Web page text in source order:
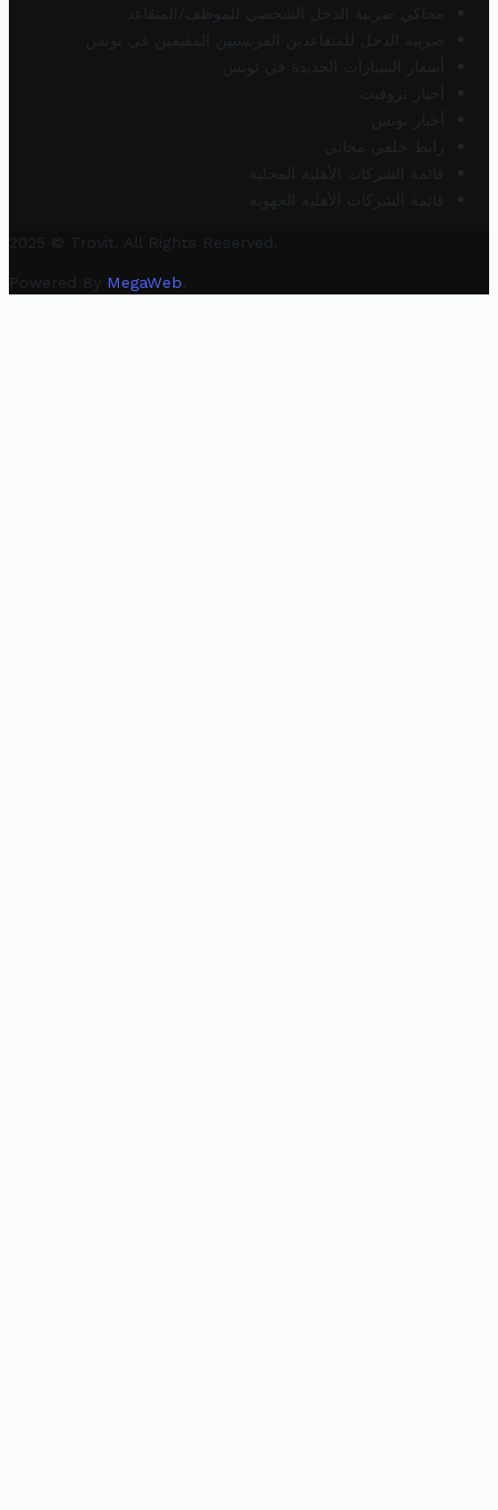
محاكي ضريبة الدخل الشخصي للموظف/المتقاعد
ضريبة الدخل للمتقاعدين الفرنسيين المقيمين في تونس
أسعار السيارات الجديدة في تونس
أخبار تروفيت
أخبار تونس
رابط خلفي مجاني
قائمة الشركات الأهلية المحلية
قائمة الشركات الأهلية الجهوية
2025 © Trovit. All Rights Reserved.
Powered By MegaWeb